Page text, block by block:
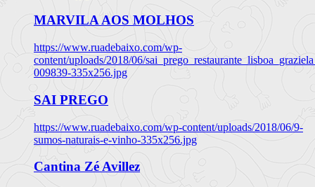
MARVILA AOS MOLHOS
https://www.ruadebaixo.com/wp-
content/uploads/2018/06/
009839-335x256.jpg
SAI PREGO
https://www.ruadebaixo.com/wp-content/uploads/2018/06/9-
sumos-naturais-e-vinho-335x256.jpg
Cantina Zé Avillez